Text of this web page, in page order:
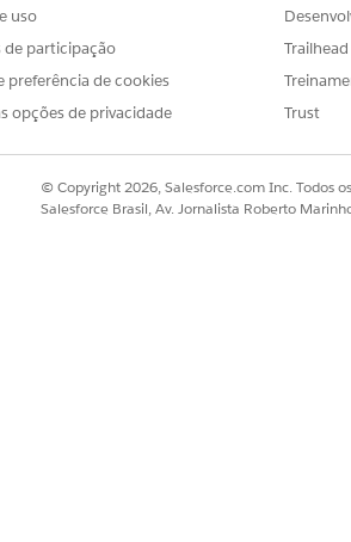
como um parâmetro para objetos que
incluídos como parâmetros em um link
funcionarão apenas para os objetos pai
ação estão disponíveis apenas para o
uso
de participação
preferência de cookies
opções de privacidade
Trailhead
Trust
© Copyright 2026, Salesforce.com Inc. Todos
Salesforce Brasil, Av. Jornalista Roberto